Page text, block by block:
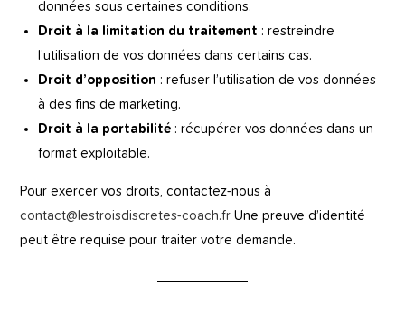
données sous certaines conditions.
Droit à la limitation du traitement : restreindre
l’utilisation de vos données dans certains cas.
Droit d’opposition : refuser l’utilisation de vos données
à des fins de marketing.
Droit à la portabilité : récupérer vos données dans un
format exploitable.
Pour exercer vos droits, contactez-nous à
contact@lestroisdiscretes-coach.fr Une preuve d’identité
peut être requise pour traiter votre demande.